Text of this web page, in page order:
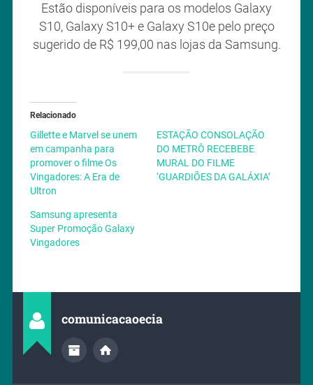
Estão disponíveis para os modelos Galaxy
S10, Galaxy S10+ e Galaxy S10e pelo preço
sugerido de R$ 199,00 nas lojas da Samsung.
Relacionado
Gillette e Marvel se unem
em campanha para
promover o filme Os
Vingadores: A Era de
Ultron
ESTAÇÃO CONSOLAÇÃO
DO METRÔ RECEBEBE
MURAL DO FILME
‘GUARDIÕES DA GALÁXIA’
Samsung apresenta
Super Promoção Galaxy
Vingadores
comunicacaoecia